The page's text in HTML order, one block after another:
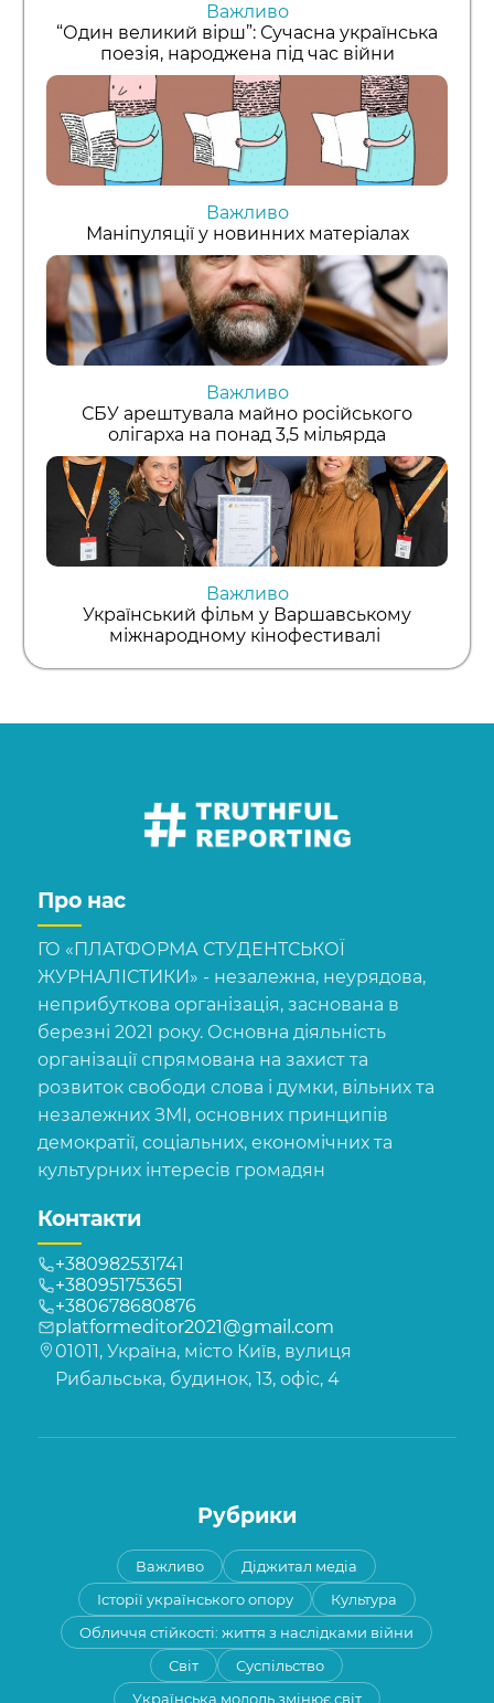
Важливо
“Один великий вірш”: Сучасна українська
поезія, народжена під час війни
Важливо
Маніпуляції у новинних матеріалах
Важливо
СБУ арештувала майно російського
олігарха на понад 3,5 мільярда
Важливо
Український фільм у Варшавському
міжнародному кінофестивалі
Про нас
ГО «ПЛАТФОРМА СТУДЕНТСЬКОЇ
ЖУРНАЛІСТИКИ» - незалежна, неурядова,
неприбуткова організація, заснована в
березні 2021 року. Основна діяльність
організації спрямована на захист та
розвиток свободи слова і думки, вільних та
незалежних ЗМІ, основних принципів
демократії, соціальних, економічних та
культурних інтересів громадян
Контакти
+380982531741
+380951753651
+380678680876
platformeditor2021@gmail.com
01011, Україна, місто Київ, вулиця
Рибальська, будинок, 13, офіс, 4
Рубрики
Важливо
Діджитал медіа
Історії українського опору
Культура
Обличчя стійкості: життя з наслідками війни
Світ
Суспільство
Українська молодь змінює світ